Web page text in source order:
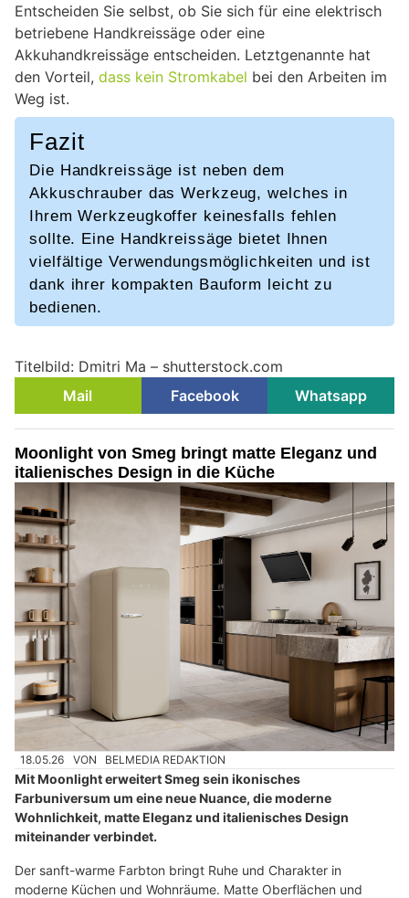
Entscheiden Sie selbst, ob Sie sich für eine elektrisch
betriebene Handkreissäge oder eine
Akkuhandkreissäge entscheiden. Letztgenannte hat
den Vorteil, dass kein Stromkabel bei den Arbeiten im
Weg ist.
Fazit
Die Handkreissäge ist neben dem
Akkuschrauber das Werkzeug, welches in
Ihrem Werkzeugkoffer keinesfalls fehlen
sollte. Eine Handkreissäge bietet Ihnen
vielfältige Verwendungsmöglichkeiten und ist
dank ihrer kompakten Bauform leicht zu
bedienen.
Titelbild: Dmitri Ma – shutterstock.com
Mail
Facebook Whatsapp
Moonlight von Smeg bringt matte Eleganz und
italienisches Design in die Küche
18.05.26 VON BELMEDIA REDAKTION
Mit Moonlight erweitert Smeg sein ikonisches
Farbuniversum um eine neue Nuance, die moderne
Wohnlichkeit, matte Eleganz und italienisches Design
miteinander verbindet.
Der sanft-warme Farbton bringt Ruhe und Charakter in
moderne Küchen und Wohnräume. Matte Oberflächen und